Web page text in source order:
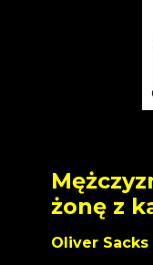
żonę z
Oliver Sacks